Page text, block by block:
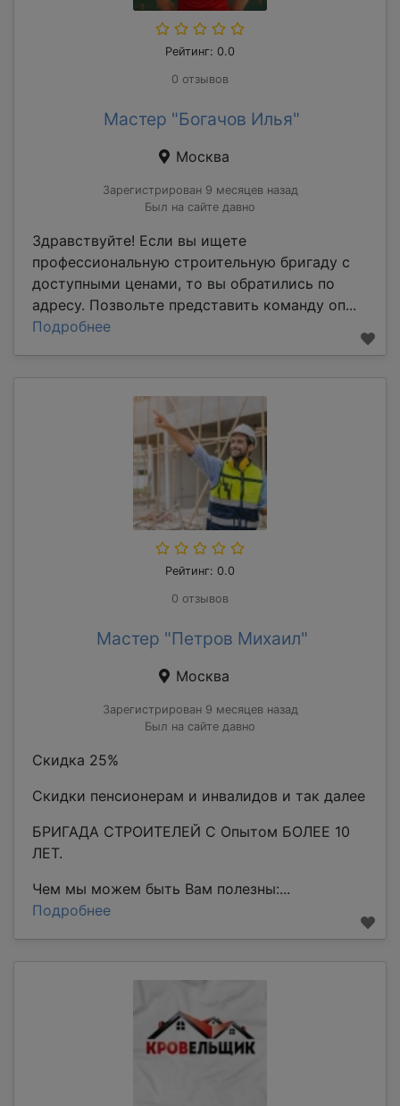
Рейтинг: 0.0
0 отзывов
Мастер "Богачов Илья"
Москва
Зарегистрирован 9 месяцев назад
Был на сайте давно
Здравствуйте! Если вы ищете
профессиональную строительную бригаду с
доступными ценами, то вы обратились по
адресу. Позвольте представить команду оп...
Подробнее
Рейтинг: 0.0
0 отзывов
Мастер "Петров Михаил"
Москва
Зарегистрирован 9 месяцев назад
Был на сайте давно
Скидка 25%
Скидки пенсионерам и инвалидов и так далее
БРИГАДА СТРОИТЕЛЕЙ С Опытом БОЛЕЕ 10
ЛЕТ.
Чем мы можем быть Вам полезны:...
Подробнее